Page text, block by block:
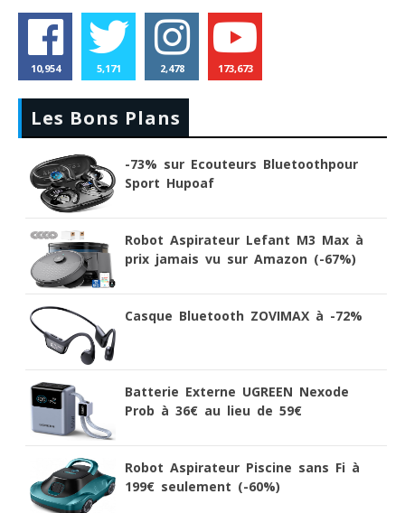
10,954 5,171 2,478 173,673
Les Bons Plans
-73% sur Ecouteurs Bluetoothpour
Sport Hupoaf
Robot Aspirateur Lefant M3 Max à
prix jamais vu sur Amazon (-67%)
Casque Bluetooth ZOVIMAX à -72%
Batterie Externe UGREEN Nexode
Prob à 36€ au lieu de 59€
Robot Aspirateur Piscine sans Fi à
199€ seulement (-60%)